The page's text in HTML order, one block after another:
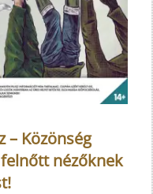
– Közönség
nézőknek